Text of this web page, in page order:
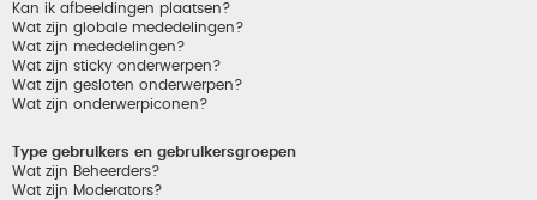
Kan ik afbeeldingen plaatsen?
Wat zijn globale mededelingen?
Wat zijn mededelingen?
Wat zijn sticky onderwerpen?
Wat zijn gesloten onderwerpen?
Wat zijn onderwerpiconen?
Type gebruikers en gebruikersgroepen
Wat zijn Beheerders?
Wat zijn Moderators?